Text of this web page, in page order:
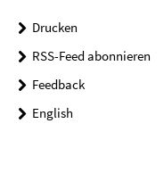
Drucken
RSS-Feed abonnieren
Feedback
English